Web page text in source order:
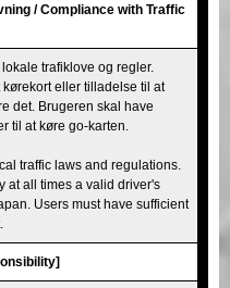
/ Compliance with Traffic
trafiklove og regler.
eller tilladelse til at
det. Brugeren skal have
at køre go-karten.
traffic laws and regulations.
at all times a valid driver's
Users must have sufficient